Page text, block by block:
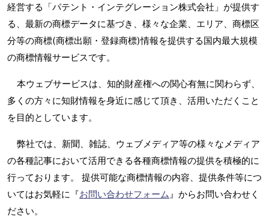
経営する「パテント・インテグレーション株式会社」が提供す
る、最新の商標データに基づき、様々な企業、エリア、商標区
分等の商標(商標出願・登録商標)情報を提供する国内最大規模
の商標情報サービスです。
本ウェブサービスは、知的財産権への関心有無に関わらず、
多くの方々に知財情報を身近に感じて頂き、活用いただくこと
を目的としています。
弊社では、新聞、雑誌、ウェブメディア等の様々なメディア
の各種記事において活用できる各種商標情報の提供を積極的に
行っております。 提供可能な商標情報の内容、提供条件等につ
いてはお気軽に『お問い合わせフォーム』からお問い合わせく
ださい。